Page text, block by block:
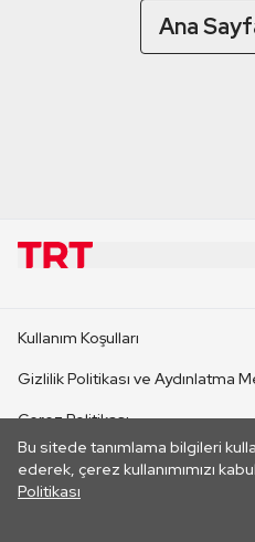
Ana
Bu sitede tanımlama bilgileri
ederek, çerez kullanımımızı
Politikası
CANLI YAYINLAR
Kullanım Koşulları
Gizlilik Politikası ve Aydınlatma
Çerez Politikası
İletişim
Her hakkı saklıdır. ©2026